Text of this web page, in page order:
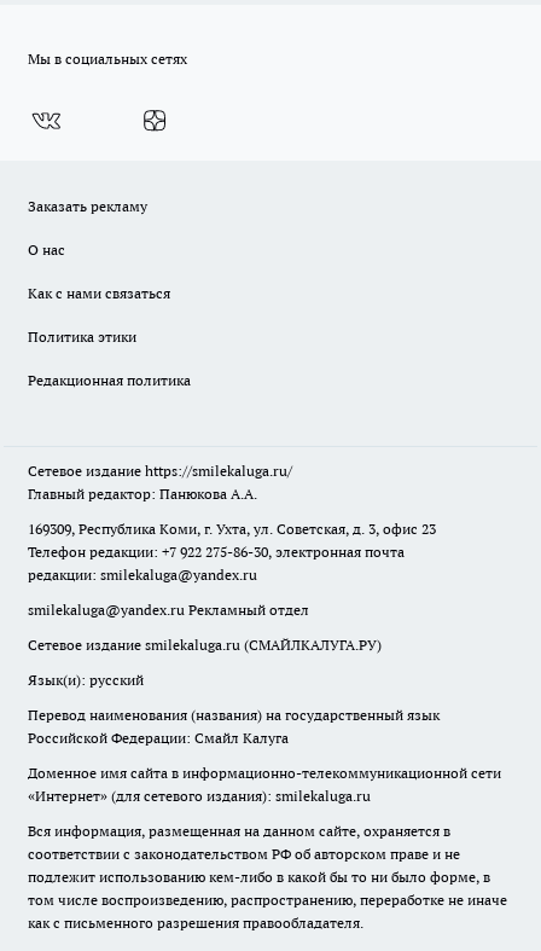
Мы в социальных сетях
Заказать рекламу
О нас
Как с нами связаться
Политика этики
Редакционная политика
Сетевое издание https://smilekaluga.ru/
Главный редактор: Панюкова А.А.
169309, Республика Коми, г. Ухта, ул. Советская, д. 3, офис 23
Телефон редакции: +7 922 275-86-30, электронная почта
редакции: smilekaluga@yandex.ru
smilekaluga@yandex.ru Рекламный отдел
Сетевое издание smilekaluga.ru (СМАЙЛКАЛУГА.РУ)
Язык(и): русский
Перевод наименования (названия) на государственный язык
Российской Федерации: Смайл Калуга
Доменное имя сайта в информационно-телекоммуникационной сети
«Интернет» (для сетевого издания): smilekaluga.ru
Вся информация, размещенная на данном сайте, охраняется в
соответствии с законодательством РФ об авторском праве и не
подлежит использованию кем-либо в какой бы то ни было форме, в
том числе воспроизведению, распространению, переработке не иначе
как с письменного разрешения правообладателя.